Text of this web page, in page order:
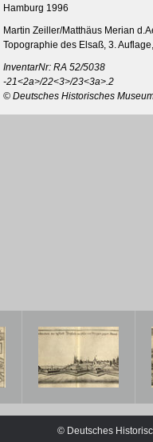
Hamburg 1996
Martin Zeiller/Matthäus Merian
Topographie des Elsaß, 3.
InventarNr: RA 52/5038
-21<2a>/22<3>/23<3a>.2
© Deutsches Historisches
© Deutsches